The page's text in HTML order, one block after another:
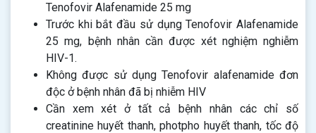
Tenofovir Alafenamide 25 mg
Trước khi bắt đầu sử dụng Tenofovir Alafenamide
25 mg, bệnh nhân cần được xét nghiệm nghiễm
HIV-1.
Không được sử dụng Tenofovir alafenamide đơn
độc ở bệnh nhân đã bị nhiễm HIV
Cần xem xét ở tất cả bệnh nhân các chỉ số
creatinine huyết thanh, photpho huyết thanh, tốc độ